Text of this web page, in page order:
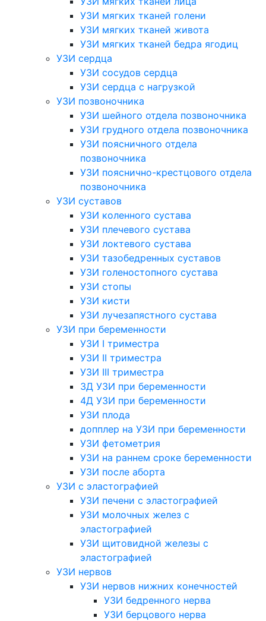
УЗИ мягких тканей голени
УЗИ мягких тканей живота
УЗИ мягких тканей бедра ягодиц
УЗИ сердца
УЗИ сосудов сердца
УЗИ сердца с нагрузкой
УЗИ позвоночника
УЗИ шейного отдела позвоночника
УЗИ грудного отдела позвоночника
УЗИ поясничного отдела
позвоночника
УЗИ пояснично-крестцового отдела
позвоночника
УЗИ суставов
УЗИ коленного сустава
УЗИ плечевого сустава
УЗИ локтевого сустава
УЗИ тазобедренных суставов
УЗИ голеностопного сустава
УЗИ стопы
УЗИ кисти
УЗИ лучезапястного сустава
УЗИ при беременности
УЗИ I триместра
УЗИ II триместра
УЗИ III триместра
3Д УЗИ при беременности
4Д УЗИ при беременности
УЗИ плода
допплер на УЗИ при беременности
УЗИ фетометрия
УЗИ на раннем сроке беременности
УЗИ после аборта
УЗИ с эластографией
УЗИ печени с эластографией
УЗИ молочных желез с
эластографией
УЗИ щитовидной железы с
эластографией
УЗИ нервов
УЗИ нервов нижних конечностей
УЗИ бедренного нерва
УЗИ берцового нерва